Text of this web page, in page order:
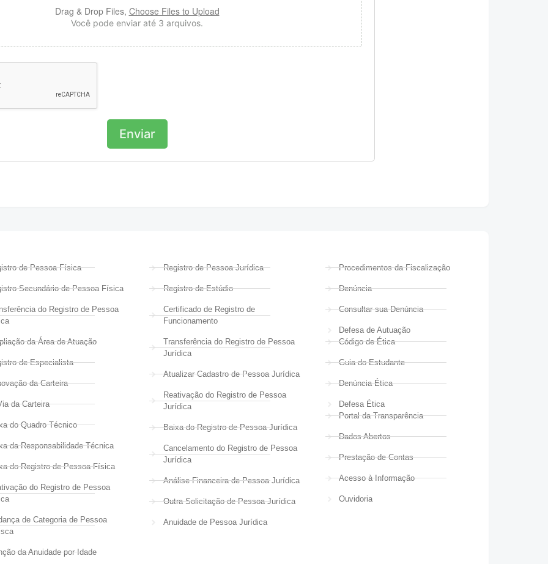
Drag & Drop Files, Choose Files to Upload
Você pode enviar até 3 arquivos.
Enviar
de Pessoa Física
Secundário de Pessoa Física
do Registro de Pessoa
da Área de Atuação
de Especialista
da Carteira
da Carteira
do Quadro Técnico
da Responsabilidade Técnica
do Registro de Pessoa Física
do Registro de Pessoa
de Categoria de Pessoa
da Anuidade por Idade
Registro de Pessoa Jurídica
Registro de Estúdio
Certificado de Registro de
Funcionamento
Transferência do Registro de Pessoa
Jurídica
Atualizar Cadastro de Pessoa Jurídica
Reativação do Registro de Pessoa
Jurídica
Baixa do Registro de Pessoa Jurídica
Cancelamento do Registro de Pessoa
Jurídica
Análise Financeira de Pessoa Jurídica
Outra Solicitação de Pessoa Jurídica
Anuidade de Pessoa Jurídica
Procedimentos da Fiscalização
Denúncia
Consultar sua Denúncia
Defesa de Autuação
Código de Ética
Guia do Estudante
Denúncia Ética
Defesa Ética
Portal da Transparência
Dados Abertos
Prestação de Contas
Acesso à Informação
Ouvidoria